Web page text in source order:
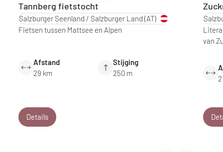
Tannberg fietstocht
Salzburger Seenland / Salzburger Land (AT)
Fietsen tussen Mattsee en Alpen
Afstand
29 km
Stijging
250 m
Details
van